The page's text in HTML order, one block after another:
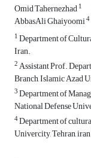
Omid Tahernezhad1
AbbasAli Ghaiyoomi4
1Department of
Iran.
2Assistant Prof.
Branch, Islamic Azad
3Department of
National Defense
4Department of
Univercity, Tehran, iran